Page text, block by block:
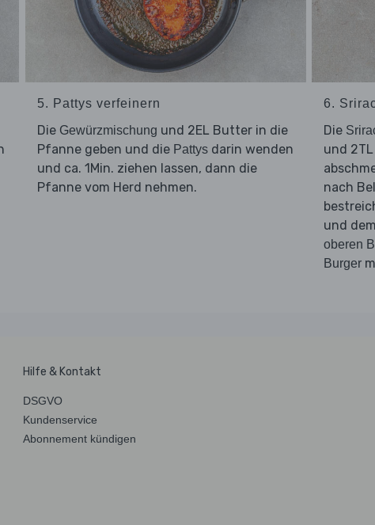
5. Pattys verfeinern
Die Gewürzmischung und 2EL Butter in die
Pfanne geben und die Pattysdarin wenden
und ca. 1Min. ziehen lassen, dann die
Pfanne vom Herd nehmen.
6.
Die
und
nach
und dem
oberen
Burger
Hilfe & Kontakt
DSGVO
Kundenservice
Abonnement kündigen